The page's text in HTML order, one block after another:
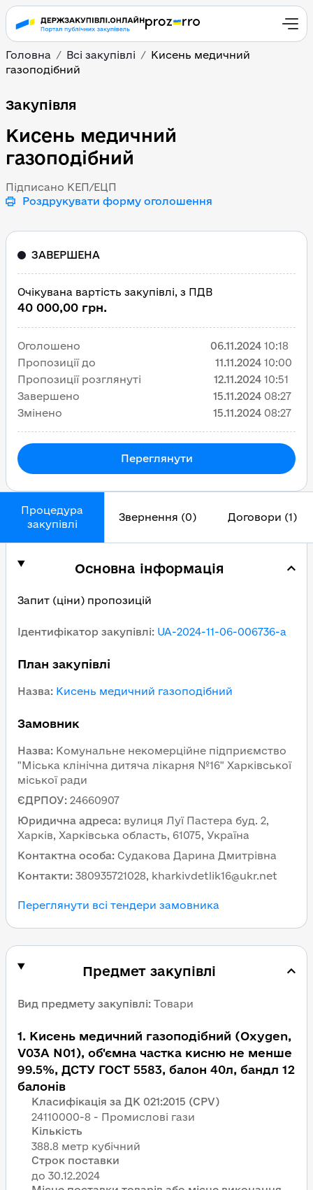
Головна Всі закупівлі
Кисень медичний
газоподібний
Кисень медичний
Закупівля
Кисень медичний
газоподібний
Підписано КЕП/ЕЦП
Роздрукувати форму оголошення
Процедура
закупівлі
Звернення (0) Договори (1)
Основна інформація
Запит (ціни) пропозицій
Ідентифікатор закупівлі: UA-2024-11-06-006736-a
План закупівлі
Назва: Кисень медичний газоподібний
Замовник
Назва: Комунальне некомерційне підприємство
"Міська клінічна дитяча лікарня №16" Харківської
міської ради
ЄДРПОУ: 24660907
Юридична адреса: вулиця Луї Пастера буд. 2,
Харків, Харківська область, 61075, Україна
Контактна особа: Судакова Дарина Дмитрівна
Контакти: 380935721028, kharkivdetlik16@ukr.net
Переглянути всі тендери замовника
Предмет закупівлі
Вид предмету закупівлі: Товари
1. Кисень медичний газоподібний (Oxygen,
V03A N01), об'ємна частка кисню не менше
99.5%, ДСТУ ГОСТ 5583, балон 40л, бандл 12
балонів
Класифікація за ДК 021:2015 (CPV)
24110000-8 - Промислові гази
Кількість
388.8 метр кубічний
Строк поставки
ЗАВЕРШЕНА
Очікувана вартість закупівлі, з ПДВ
40 000,00 грн.
Оголошено 06.11.2024 10:18
Пропозиції до
11.11.2024 10:00
Пропозиції розглянуті
12.11.2024 10:51
Завершено
15.11.2024 08:27
Змінено
15.11.2024 08:27
Переглянути